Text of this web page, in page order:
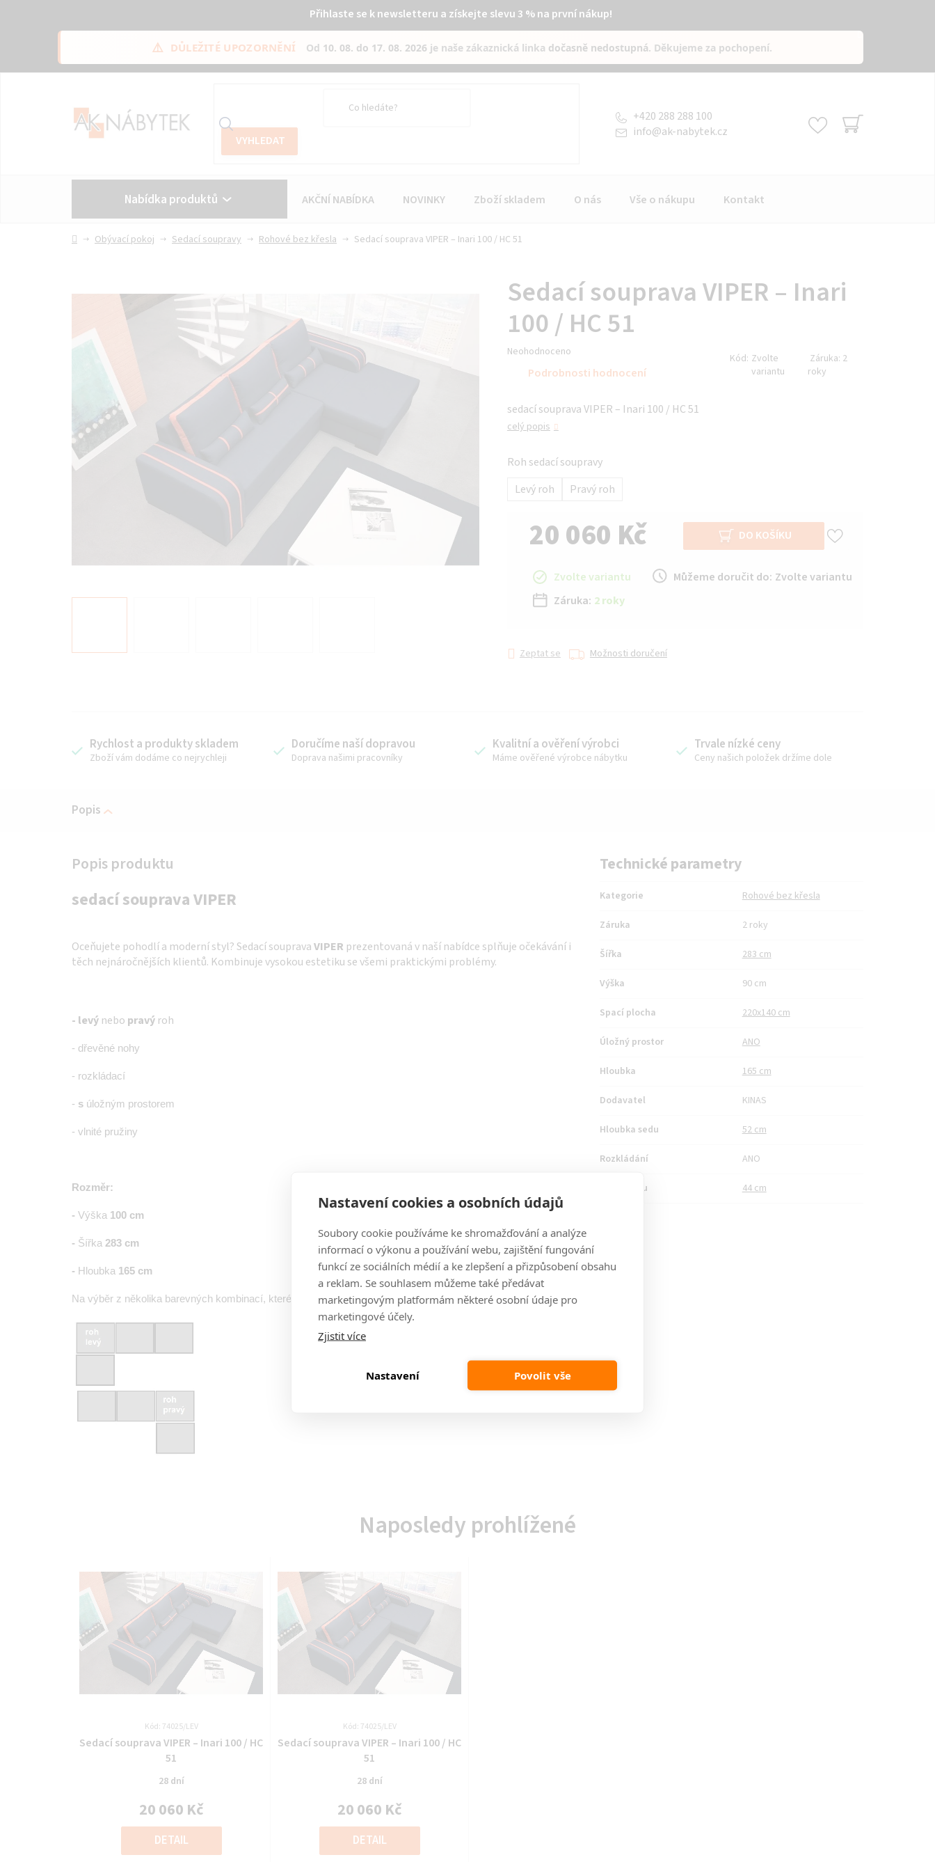
Nastavení cookies a osobních údajů
Soubory cookie používáme ke shromažďování a analýze
informací o výkonu a používání webu, zajištění fungování
funkcí ze sociálních médií a ke zlepšení a přizpůsobení obsahu
a reklam. Se souhlasem můžeme také předávat
marketingovým platformám některé osobní údaje pro
marketingové účely.
Zjistit více
Nastavení Povolit vše
Přihlaste se k newsletteru a získejte slevu 3 % na první nákup!
⚠️ DŮLEŽITÉ UPOZORNĚNÍ Od 10. 08. do 17. 08. 2026 je naše zákaznická linka dočasně nedostupná. Děkujeme za pochopení.
info@ak-nabytek.cz
+420 288 288 100
Nabídka produktů AKČNÍ NABÍDKA NOVINKY Zboží skladem O nás Vše o nákupu Kontakt
Vše o nákupu Kontakt
DomůObývací pokoj Sedací soupravy Rohové bez křesla Sedací souprava VIPER – Inari 100 / HC 51
Sedací souprava VIPER – Inari
100 / HC 51
Průměrné
hodnocení
produktu
0,0
z 5
Neohodnoceno
Podrobnosti hodnocení
Kód: Zvolte
variantu
Záruka: 2
roky
sedací souprava VIPER – Inari 100 / HC 51
celý popis
Roh sedací soupravy
Levý roh
Pravý roh
20 060 Kč DO KOŠÍKU
Zvolte variantu Můžeme doručit do: Zvolte variantu
Záruka: 2 roky
Zeptat se Možnosti doručení
Rychlost a produkty skladem
Zboží vám dodáme co nejrychleji
Doručíme naší dopravou
Doprava našimi pracovníky
Kvalitní a ověření výrobci
Máme ověřené výrobce nábytku
Trvale nízké ceny
Ceny našich položek držíme dole
Popis
sedací souprava VIPER
Oceňujete pohodlí a moderní styl? Sedací soupravaVIPER prezentovaná v naší nabídce splňuje očekávání i
těch nejnáročnějších klientů. Kombinuje vysokou estetiku se všemi praktickými problémy.
- levý nebo pravý roh
- dřevěné nohy
- rozkládací
- s úložným prostorem
- vlnité pružiny
Rozměr:
- Výška 100 cm
- Šířka 283 cm
- Hloubka 165 cm
Na výběr z několika barevných kombinací, které jsou dostupné v záložce související.
Technické parametry
Kategorie Rohové bez křesla
Záruka 2 roky
Šířka 283 cm
Výška 90 cm
Spací plocha 220x140 cm
Úložný prostor ANO
Hloubka 165 cm
Dodavatel KINAS
Hloubka sedu 52 cm
Rozkládání ANO
Výška sedu 44 cm
Naposledy prohlížené
Kód: 74025/LEV
Průměrné
hodnocení
produktu
je
0,0
z
5
Sedací souprava VIPER – Inari 100 / HC
51
28 dní
20 060 Kč
Měrná
cena:
DETAIL
Kód: 74025/LEV
Průměrné
hodnocení
produktu
je
0,0
z
5
Sedací souprava VIPER – Inari 100 / HC
51
28 dní
20 060 Kč
Měrná
cena:
DETAIL